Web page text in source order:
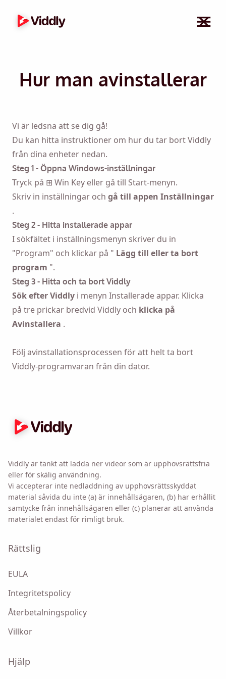
Hur man avinstallerar
Vi är ledsna att se dig gå!
Du kan hitta instruktioner om hur du tar bort Viddly
från dina enheter nedan.
Steg 1 - Öppna Windows-inställningar
Tryck på ⊞ Win Key eller gå till Start-menyn.
Skriv in inställningar och gå till appen Inställningar
.
Steg 2 - Hitta installerade appar
I sökfältet i inställningsmenyn skriver du in
"Program" och klickar på " Lägg till eller ta bort
program ".
Steg 3 - Hitta och ta bort Viddly
Sök efter Viddly i menyn Installerade appar. Klicka
på tre prickar bredvid Viddly och klicka på
Avinstallera .
Följ avinstallationsprocessen för att helt ta bort
Viddly-programvaran från din dator.
Viddly är tänkt att ladda ner videor som är upphovsrättsfria
eller för skälig användning.
Vi accepterar inte nedladdning av upphovsrättsskyddat
material såvida du inte (a) är innehållsägaren, (b) har erhållit
samtycke från innehållsägaren eller (c) planerar att använda
materialet endast för rimligt bruk.
Rättslig
EULA
Integritetspolicy
Återbetalningspolicy
Villkor
Hjälp
Påminn mig 🔔
ner Viddly när du är tillbaka på MacOS eller
Windows PC.
Genom att markera det här alternativet godkänner du
vårintegritetspolicy.
Skicka